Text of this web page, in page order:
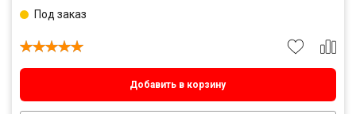
Добавить в корзину
Под заказ